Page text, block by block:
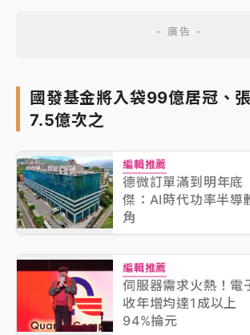
國發基金將入袋99億居冠、
7.5億次之
編輯推薦
德微訂單滿到明年
傑：AI時代功率半導
角
編輯推薦
伺服器需求火熱！電
收年增均達1成以上
94%掄元